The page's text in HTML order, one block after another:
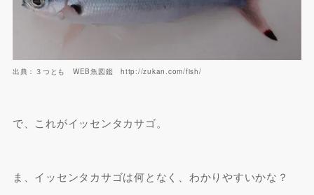
出典：３つとも WEB魚図鑑 http://zukan.com/fish/
で、これがイッセンタカサゴ。
ま、イッセンタカサゴは何となく、わかりやすいかな？